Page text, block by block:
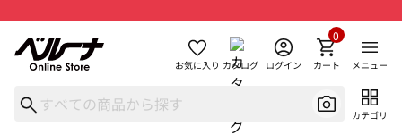
お気に入り カタログ ログイン カート
0
メニュー
カテゴリ